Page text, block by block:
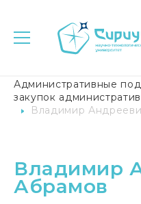
Административные
закупок
Владимир
Владимир
Абрамов